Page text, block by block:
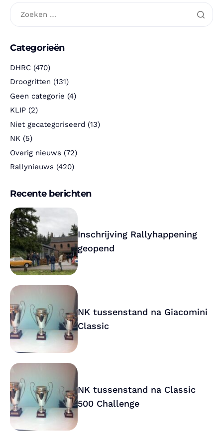
Categorieën
DHRC (470)
Droogritten (131)
Geen categorie (4)
KLIP (2)
Niet gecategoriseerd (13)
NK (5)
Overig nieuws (72)
Rallynieuws (420)
Recente berichten
Inschrijving Rallyhappening
geopend
NK tussenstand na Giacomini
Classic
NK tussenstand na Classic
500 Challenge